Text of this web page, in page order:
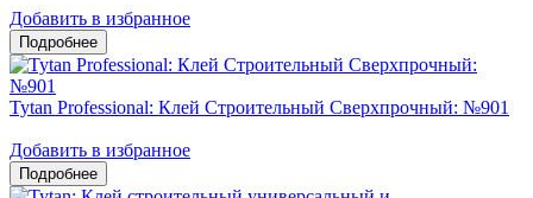
Добавить в избранное
Tytan Professional: Клей Строительный Сверхпрочный: №901
Добавить в избранное